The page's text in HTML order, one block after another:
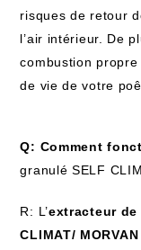
risques de retour
l’air intérieur. De
combustion
de vie de votre
Q: Comment
granulé SELF
R: L’extracteur de
CLIMAT/ MORVAN